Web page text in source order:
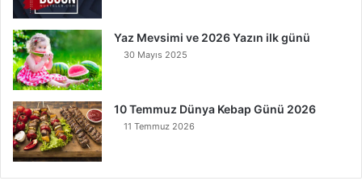
Yaz Mevsimi ve 2026 Yazın ilk günü
30 Mayıs 2025
10 Temmuz Dünya Kebap Günü 2026
11 Temmuz 2026